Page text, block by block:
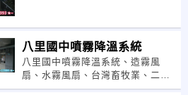
八里國中噴霧降溫系統
八里國中噴霧降溫系統、造霧風
扇、水霧風扇、台灣畜牧業、二氧
化氯氣霧消毒系統、鐵皮屋降溫方